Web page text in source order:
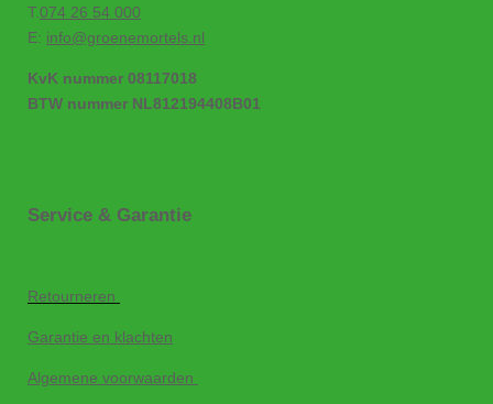
T.074 26 54 000
E: info@groenemortels.nl
KvK nummer 08117018
BTW nummer NL812194408B01
Service & Garantie
Retourneren
Garantie en klachten
Algemene voorwaarden